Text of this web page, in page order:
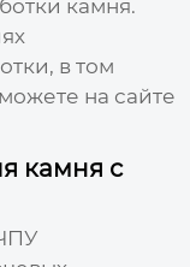
камня.
в том
на сайте
камня с